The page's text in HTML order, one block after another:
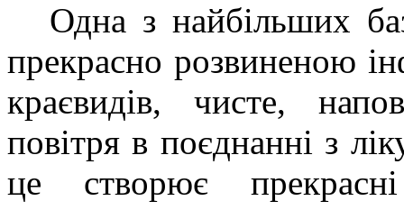
Одна з найбільших
прекрасно розвиненою
краєвидів, чисте,
повітря в поєднанні з
це створює